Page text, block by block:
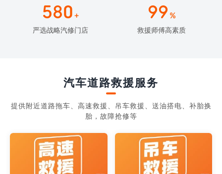
580 +
严选战略汽修门店
99 %
救援师傅高素质
汽车道路救援服务
提供附近道路拖车、高速救援、吊车救援、送油搭电、补胎换
胎，故障抢修等